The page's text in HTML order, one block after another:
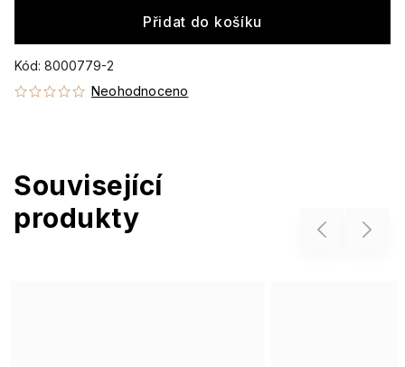
Neohodnoceno
Kód: 8000779-2
Přidat do košíku
Související
produkty
Previous Next